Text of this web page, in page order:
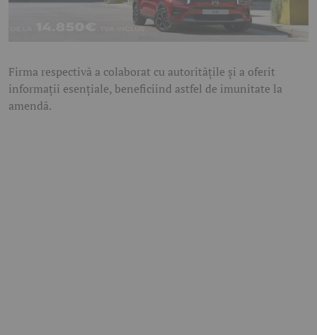
Firma respectivă a colaborat cu autoritățile și a oferit
informații esențiale, beneficiind astfel de imunitate la
amendă.